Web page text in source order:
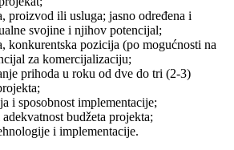
proizvod ili usluga; jasno određena i
svojine i njihov potencijal;
konkurentska pozicija (po mogućnosti na
za komercijalizaciju;
prihoda u roku od dve do tri (2-3)
i sposobnost implementacije;
budžeta projekta;
i implementacije.